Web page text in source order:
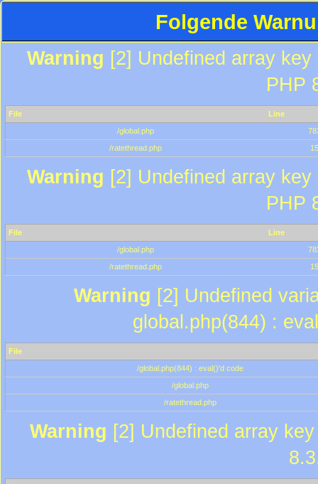
Folgende
Warning [2] Undefined array
PHP
File
Line
/global.php
/ratethread.php
15
Warning [2] Undefined array
PHP
File
Line
/global.php
/ratethread.php
15
Warning [2] Undefined
global.php(844) :
File
/global.php(844) : eval()'d code
/global.php
/ratethread.php
Warning [2] Undefined array